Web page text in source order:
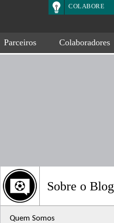
COLABORE
Parceiros Colaboradores
Sobre o Blog
Quem Somos